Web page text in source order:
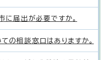
に届出が必要ですか。
の相談窓口はありますか。